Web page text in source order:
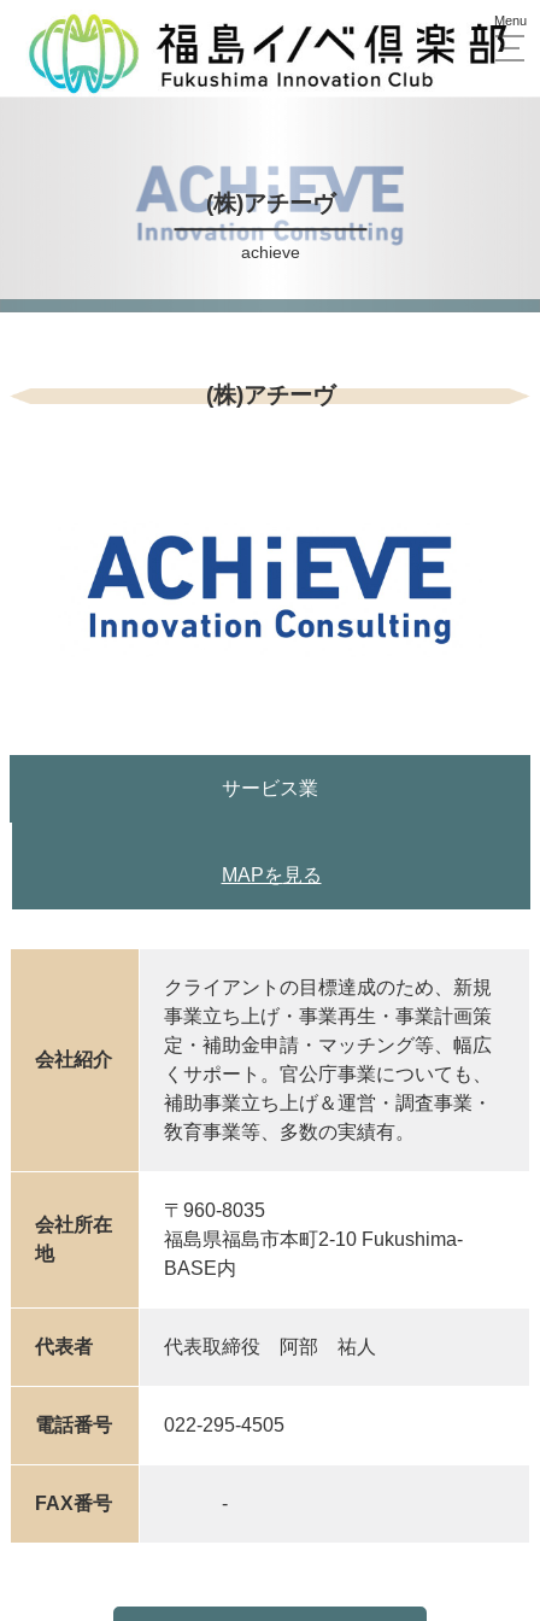
(株)アチーヴ
achieve
(株)アチーヴ
サービス業
MAPを 見る
会社紹介
クライアントの目標達成のため、新規
事業立ち上げ・事業再生・事業計画策
定・補助金申請・マッチング等、幅広
くサポート。官公庁事業についても、
補助事業立ち上げ＆運営・調査事業・
敎育事業等、多数の実績有。
会社所在
地
〒960-8035
福島県福島市本町2-10 Fukushima-
BASE内
代表者 代表取締役 阿部 祐人
電話番号 022-295-4505
FAX番号 -